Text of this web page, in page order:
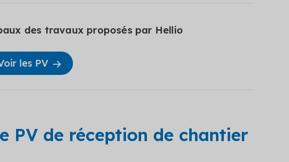
des travaux proposés par Hellio
les PV
PV de réception de chantier